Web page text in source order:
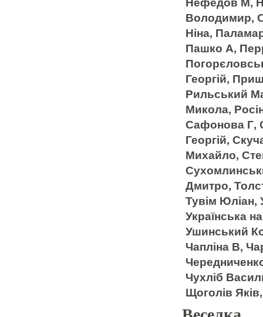
Володимир,
Ніна,
Пашко А,
Георгій,
Рильський
Микола,
Сафонова Г,
Георгій,
Михайло,
Дмитро,
Тувім Юліан,
Українська
Ушинський
Чапліна В,
Чухліб
Щоголів